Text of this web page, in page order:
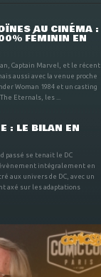
AU CINÉMA :
FÉMININ EN
Captain Marvel, et le récent
aussi avec la venue proche
Woman 1984 et un casting
Eternals, les ...
: LE BILAN EN
passé se tenait le DC
intégralement en
aux univers de DC, avec un
axé sur les adaptations